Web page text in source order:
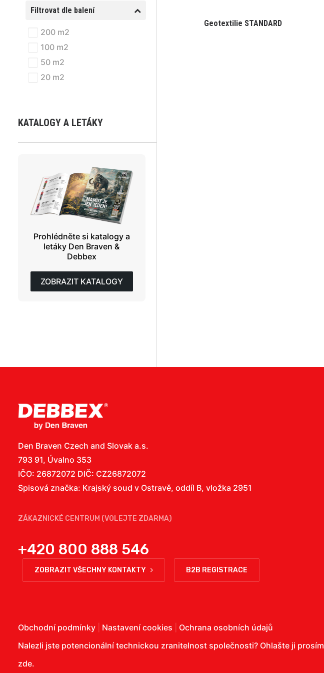
Filtrovat dle balení
200 m2
100 m2
50 m2
20 m2
KATALOGY A LETÁKY
Prohlédněte si katalogy a
letáky Den Braven &
Debbex
ZOBRAZIT KATALOGY
Geotextilie STANDARD
Den Braven Czech and Slovak a.s.
793 91, Úvalno 353
IČO: 26872072 DIČ: CZ26872072
Spisová značka: Krajský soud v Ostravě, oddíl B, vložka 2951
ZÁKAZNICKÉ CENTRUM (VOLEJTE ZDARMA)
+420 800 888 546
ZOBRAZIT VŠECHNY KONTAKTY B2B REGISTRACE
Obchodní podmínky Nastavení cookies
Ochrana osobních údajů
Nalezli jste potencionální technickou zranitelnost společnosti? Ohlašte ji prosím
zde.